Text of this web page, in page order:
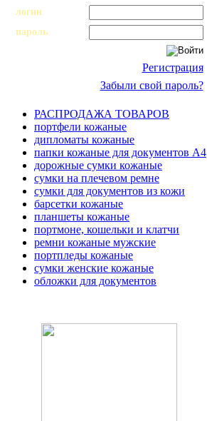
логин
пароль
Регистрация
Забыли свой пароль?
РАСПРОДАЖА ТОВАРОВ
портфели кожаные
дипломаты кожаные
папки кожаные для документов А4
дорожные сумки кожаные
сумки на плечевом ремне
сумки для документов из кожи
барсетки кожаные
планшеты кожаные
портмоне, кошельки и клатчи
ремни кожаные мужские
портпледы кожаные
сумки женские кожаные
обложки для документов